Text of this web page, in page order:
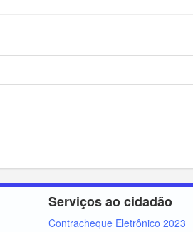
Serviços ao cidadão
Contracheque Eletrônico 2023